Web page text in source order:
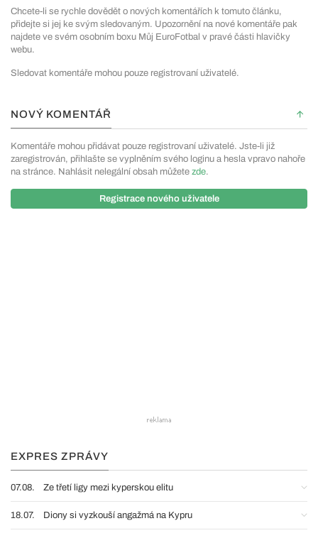
Chcete-li se rychle dovědět o nových komentářích k tomuto článku,
přidejte si jej ke svým sledovaným. Upozornění na nové komentáře pak
najdete ve svém osobním boxu Můj EuroFotbal v pravé části hlavičky
webu.
Sledovat komentáře mohou pouze registrovaní uživatelé.
NOVÝ KOMENTÁŘ
Komentáře mohou přidávat pouze registrovaní uživatelé. Jste-li již
zaregistrován, přihlašte se vyplněním svého loginu a hesla vpravo nahoře
na stránce. Nahlásit nelegální obsah můžete zde.
Registrace nového uživatele
EXPRES ZPRÁVY
07.08. Ze třetí ligy mezi kyperskou elitu
18.07. Diony si vyzkouší angažmá na Kypru